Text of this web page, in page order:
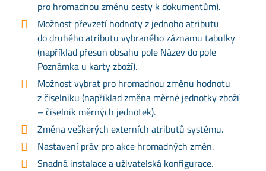
pro hromadnou změnu cesty k dokumentům).
Možnost převzetí hodnoty z jednoho atributu
do druhého atributu vybraného záznamu tabulky
(například přesun obsahu pole Název do pole
Poznámka u karty zboží).
Možnost vybrat pro hromadnou změnu hodnotu
z číselníku (například změna měrné jednotky zboží
– číselník měrných jednotek).
Změna veškerých externích atributů systému.
Nastavení práv pro akce hromadných změn.
Snadná instalace a uživatelská konfigurace.